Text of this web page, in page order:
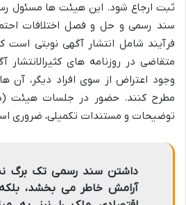
ثبت ارجاع شود. این هیئت ها مسئول
سند رسمی و حل و فصل اختلافات
فرآیند شامل انتشار آگهی نوبتی
متقاضی در روزنامه های
وجود اعتراض از سوی افراد دیگر، آن
مطرح کنند. حضور در جلسات هیئت
توضیحات و مستندات تکمیلی، ضروری
داشتن سند رسمی تک برگ نه
آرامش خاطر می بخشد،